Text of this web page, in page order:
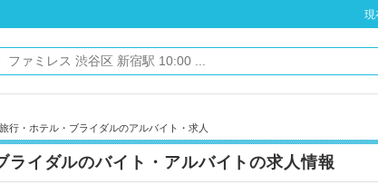
現
行・ホテル・ブライダルのアルバイト・求人
ライダルのバイト・アルバイトの求人情報